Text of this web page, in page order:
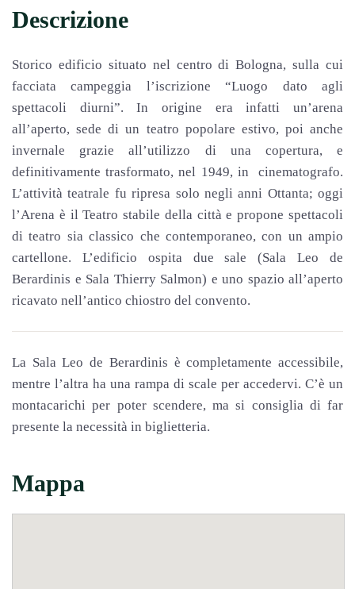
Descrizione
Storico edificio situato nel centro di Bologna, sulla cui
facciata campeggia l’iscrizione “Luogo dato agli
spettacoli diurni”. In origine era infatti un’arena
all’aperto, sede di un teatro popolare estivo, poi anche
invernale grazie all’utilizzo di una copertura, e
definitivamente trasformato, nel 1949, in cinematografo.
L’attività teatrale fu ripresa solo negli anni Ottanta; oggi
l’Arena è il Teatro stabile della città e propone spettacoli
di teatro sia classico che contemporaneo, con un ampio
cartellone. L’edificio ospita due sale (Sala Leo de
Berardinis e Sala Thierry Salmon) e uno spazio all’aperto
ricavato nell’antico chiostro del convento.
La Sala Leo de Berardinis è completamente accessibile,
mentre l’altra ha una rampa di scale per accedervi. C’è un
montacarichi per poter scendere, ma si consiglia di far
presente la necessità in biglietteria.
Mappa